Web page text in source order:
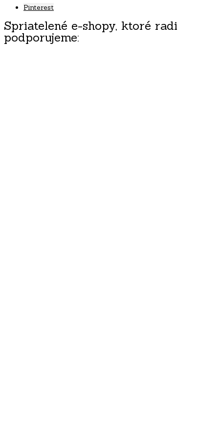
Pinterest
Spriatelené e-shopy, ktoré radi
podporujeme: